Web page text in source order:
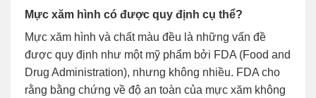
Mực xăm hình có được quy định cụ thể?
Mực xăm hình và chất màu đều là những vấn đề
được quy định như một mỹ phẩm bởi FDA (Food and
Drug Administration), nhưng không nhiều. FDA cho
rằng bằng chứng về độ an toàn của mực xăm không